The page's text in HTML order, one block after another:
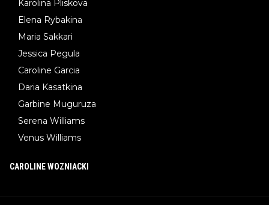
Karolina Pliskova
Elena Rybakina
Maria Sakkari
Jessica Pegula
Caroline Garcia
Daria Kasatkina
Garbine Muguruza
Serena Williams
Venus Williams
CAROLINE WOZNIACKI